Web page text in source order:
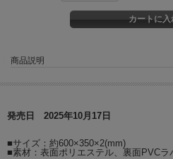
商品説明
発売日 2025年10月17日
■サイズ：約600×350×2(mm)
■素材：表面ポリエステル、裏面PVCラ